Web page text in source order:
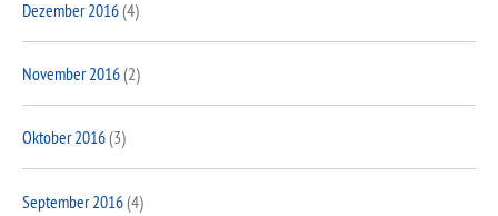
Dezember 2016(4)
November 2016(2)
Oktober 2016(3)
September 2016(4)